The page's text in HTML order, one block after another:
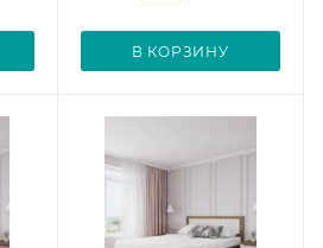
В КОРЗИНУ